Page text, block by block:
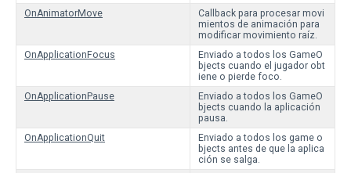
OnAnimatorMove
Callback para procesar movi
mientos de animación para
modificar movimiento raíz.
OnApplicationFocus
Enviado a todos los GameO
bjects cuando el jugador obt
iene o pierde foco.
OnApplicationPause
Enviado a todos los GameO
bjects cuando la aplicación
pausa.
OnApplicationQuit
Enviado a todos los game o
bjects antes de que la aplica
ción se salga.